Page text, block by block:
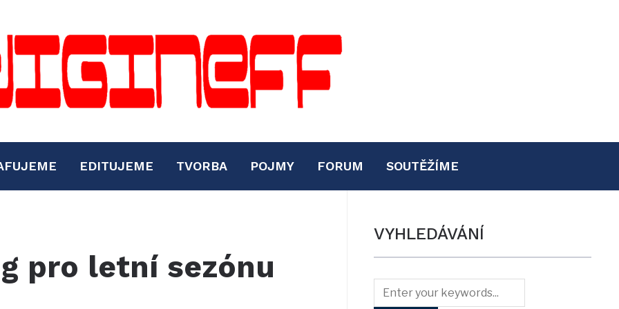
EDITUJEME TVORBA POJMY FORUM SOUTĚŽÍME
pro letní sezónu
VYHLEDÁVÁNÍ